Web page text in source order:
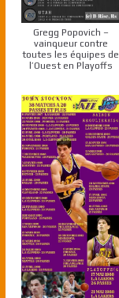
Gregg Popovich –
vainqueur contre
toutes les équipes de
l’Ouest en Playoffs